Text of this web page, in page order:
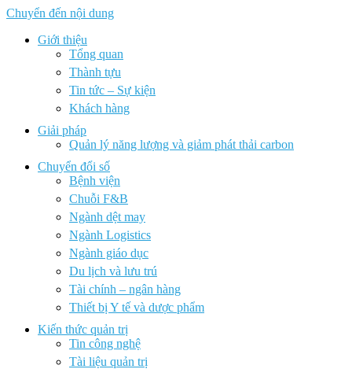
Chuyển đến nội dung
Giới thiệu
Tổng quan
Thành tựu
Tin tức – Sự kiện
Khách hàng
Giải pháp
Quản lý năng lượng và giảm phát thải carbon
Chuyển đổi số
Bệnh viện
Chuỗi F&B
Ngành dệt may
Ngành Logistics
Ngành giáo dục
Du lịch và lưu trú
Tài chính – ngân hàng
Thiết bị Y tế và dược phẩm
Kiến thức quản trị
Tin công nghệ
Tài liệu quản trị